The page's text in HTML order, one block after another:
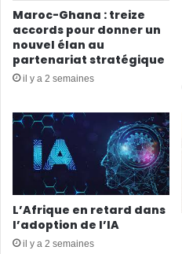
Maroc-Ghana : treize
accords pour donner un
nouvel élan au
partenariat stratégique
il y a 2 semaines
L’Afrique en retard dans
l’adoption de l’IA
il y a 2 semaines